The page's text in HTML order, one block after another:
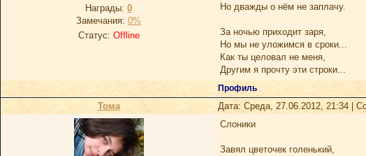
Награды: 0
Замечания: 0%
Статус: Offline
Но дважды о нём не заплачу.
За ночью приходит заря,
Но мы не уложимся в сроки...
Как ты целовал не меня,
Другим я прочту эти строки...
Профиль
Тома Дата: Среда, 27.06.2012, 21:34 |
Слоники
Завял цветочек голенький,